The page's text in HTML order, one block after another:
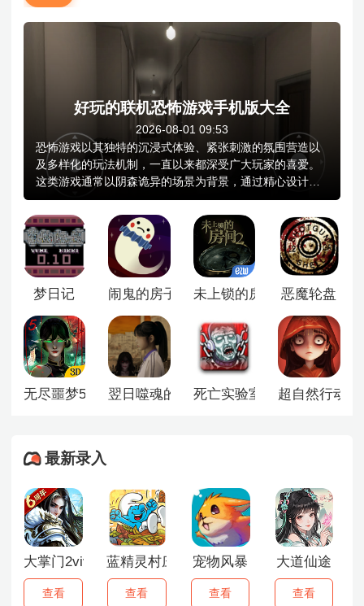
好玩的联机恐怖游戏手机版大全
2026-08-01 09:53
恐怖游戏以其独特的沉浸式体验、紧张刺激的氛围营造以
及多样化的玩法机制，一直以来都深受广大玩家的喜爱。
这类游戏通常以阴森诡异的场景为背景，通过精心设计的
音效、光影效果与剧情推进，营造出令人毛骨悚然的紧张
感，让玩家仿佛置身于一个充满未知与危险的恐怖世界，
在黑暗压抑的环境中，玩家需要鼓起勇气，深入探索每一
个角落，寻找线索、解开谜题、躲避或对抗潜藏在阴影中
的恐怖存在。每一次脚步的迈进都伴随着心跳的加速，每
梦日记 闹鬼的房子 未上锁的房间2汉化版
恶魔轮盘
无尽噩梦5怨灵咒翌日噬魂的校怨死亡实验室 超自然行动
最新录入
大掌门2vivo版
查看
蓝精灵村庄中文版
查看
宠物风暴
查看
大道仙途
查看